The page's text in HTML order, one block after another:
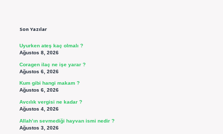
Son Yazılar
Uyurken ateş kaç olmalı ?
Ağustos 8, 2026
Coragen ilaç ne işe yarar ?
Ağustos 6, 2026
Kum gibi hangi makam ?
Ağustos 6, 2026
Avcılık vergisi ne kadar ?
Ağustos 4, 2026
Allah’ın sevmediği hayvan ismi nedir ?
Ağustos 3, 2026